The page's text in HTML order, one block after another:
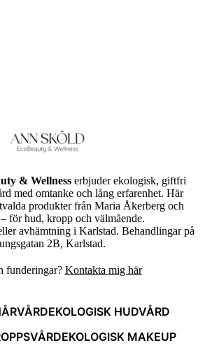
& Wellness erbjuder ekologisk, giftfri
med omtanke och lång erfarenhet. Här
produkter från Maria Åkerberg och
för hud, kropp och välmående.
avhämtning i Karlstad. Behandlingar på
2B, Karlstad.
funderingar? Kontakta mig här
EKOLOGISK HUDVÅRD
EKOLOGISK MAKEUP